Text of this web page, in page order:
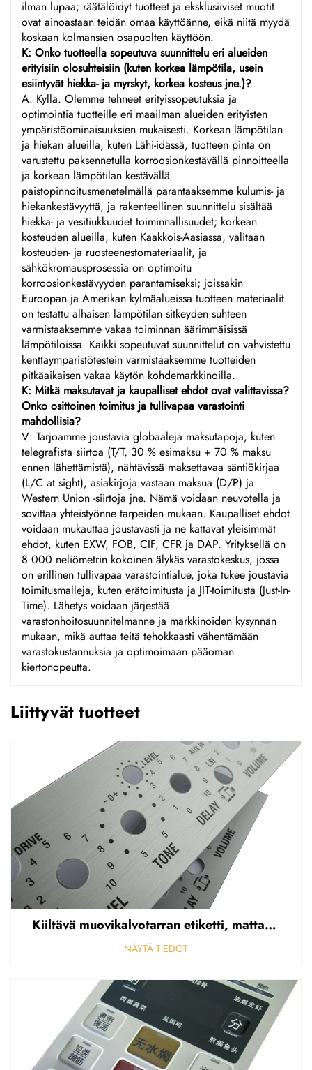
ilman lupaa; räätälöidyt tuotteet ja eksklusiiviset muotit
ovat ainoastaan teidän omaa käyttöänne, eikä niitä myydä
koskaan kolmansien osapuolten käyttöön.
K: Onko tuotteella sopeutuva suunnittelu eri alueiden
erityisiin olosuhteisiin (kuten korkea lämpötila, usein
esiintyvät hiekka- ja myrskyt, korkea kosteus jne.)?
A: Kyllä. Olemme tehneet erityissopeutuksia ja
optimointia tuotteille eri maailman alueiden erityisten
ympäristöominaisuuksien mukaisesti. Korkean lämpötilan
ja hiekan alueilla, kuten Lähi-idässä, tuotteen pinta on
varustettu paksennetulla korroosionkestävällä pinnoitteella
ja korkean lämpötilan kestävällä
paistopinnoitusmenetelmällä parantaaksemme kulumis- ja
hiekankestävyyttä, ja rakenteellinen suunnittelu sisältää
hiekka- ja vesitiukkuudet toiminnallisuudet; korkean
kosteuden alueilla, kuten Kaakkois-Aasiassa, valitaan
kosteuden- ja ruosteenestomateriaalit, ja
sähkökromausprosessia on optimoitu
korroosionkestävyyden parantamiseksi; joissakin
Euroopan ja Amerikan kylmäalueissa tuotteen materiaalit
on testattu alhaisen lämpötilan sitkeyden suhteen
varmistaaksemme vakaa toiminnan äärimmäisissä
lämpötiloissa. Kaikki sopeutuvat suunnittelut on vahvistettu
kenttäympäristötestein varmistaaksemme tuotteiden
pitkäaikaisen vakaa käytön kohdemarkkinoilla.
K: Mitkä maksutavat ja kaupalliset ehdot ovat valittavissa?
Onko osittoinen toimitus ja tullivapaa varastointi
mahdollisia?
V: Tarjoamme joustavia globaaleja maksutapoja, kuten
telegrafista siirtoa (T/T, 30 % esimaksu + 70 % maksu
ennen lähettämistä), nähtävissä maksettavaa säntiökirjaa
(L/C at sight), asiakirjoja vastaan maksua (D/P) ja
Western Union -siirtoja jne. Nämä voidaan neuvotella ja
sovittaa yhteistyönne tarpeiden mukaan. Kaupalliset ehdot
voidaan mukauttaa joustavasti ja ne kattavat yleisimmät
ehdot, kuten EXW, FOB, CIF, CFR ja DAP. Yrityksellä on
8 000 neliömetrin kokoinen älykäs varastokeskus, jossa
on erillinen tullivapaa varastointialue, joka tukee joustavia
toimitusmalleja, kuten erätoimitusta ja JIT-toimitusta (Just-In-
Time). Lähetys voidaan järjestää
varastonhoitosuunnitelmanne ja markkinoiden kysynnän
mukaan, mikä auttaa teitä tehokkaasti vähentämään
varastokustannuksia ja optimoimaan pääoman
kiertonopeutta.
Liittyvät tuotteet
Kiiltävä muovikalvotarran etiketti, mattapintainen etupaneelin tarran etiketti, korostettu polycarbonaattipäällys
NÄYTÄ TIEDOT